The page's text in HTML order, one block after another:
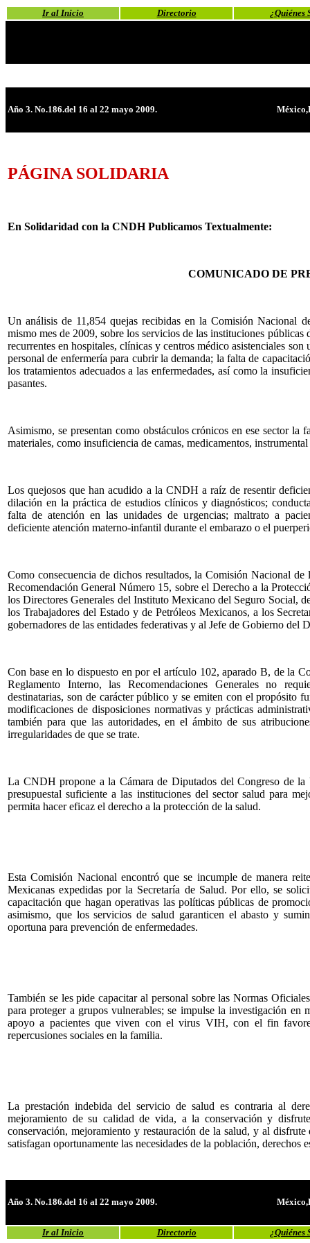
Ir al Inicio Directorio ¿Quiénes
Año 3. No.186.del 16 al 22 mayo 2009.
PÁGINA SOLIDARIA
En Solidaridad con la CNDH Publicamos Textualmente:
COMUNICADO DE
Un análisis de 11,854 quejas recibidas en la Comisión Nacional
mismo mes de 2009, sobre los servicios de las instituciones públicas
recurrentes en hospitales, clínicas y centros médico asistenciales son
personal de enfermería para cubrir la demanda; la falta de
los tratamientos adecuados a las enfermedades, así como la
pasantes.
Asimismo, se presentan como obstáculos crónicos en ese sector la
materiales, como insuficiencia de camas, medicamentos,
Los quejosos que han acudido a la CNDH a raíz de resentir
dilación en la práctica de estudios clínicos y diagnósticos;
falta de atención en las unidades de urgencias; maltrato a
deficiente atención materno-infantil durante el embarazo o el
Como consecuencia de dichos resultados, la Comisión Nacional
Recomendación General Número 15, sobre el Derecho a la
los Directores Generales del Instituto Mexicano del Seguro Social,
los Trabajadores del Estado y de Petróleos Mexicanos, a los
gobernadores de las entidades federativas y al Jefe de Gobierno del
Con base en lo dispuesto en por el artículo 102, aparado B, de la
Reglamento Interno, las Recomendaciones Generales no
destinatarias, son de carácter público y se emiten con el propósito
modificaciones de disposiciones normativas y prácticas
también para que las autoridades, en el ámbito de sus
irregularidades de que se trate.
La CNDH propone a la Cámara de Diputados del Congreso de la
presupuestal suficiente a las instituciones del sector salud para
permita hacer eficaz el derecho a la protección de la salud.
Esta Comisión Nacional encontró que se incumple de manera
Mexicanas expedidas por la Secretaría de Salud. Por ello, se
capacitación que hagan operativas las políticas públicas de
asimismo, que los servicios de salud garanticen el abasto y
oportuna para prevención de enfermedades.
También se les pide capacitar al personal sobre las Normas
para proteger a grupos vulnerables; se impulse la investigación en
apoyo a pacientes que viven con el virus VIH, con el fin
repercusiones sociales en la familia.
La prestación indebida del servicio de salud es contraria al
mejoramiento de su calidad de vida, a la conservación y
conservación, mejoramiento y restauración de la salud, y al
satisfagan oportunamente las necesidades de la población,
Año 3. No.186.del 16 al 22 mayo 2009.
Ir al Inicio Directorio ¿Quiénes